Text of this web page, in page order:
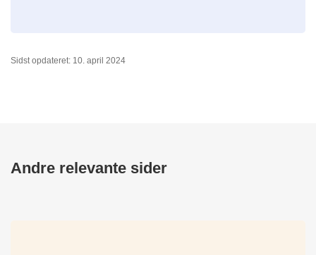
Sidst opdateret: 10. april 2024
Andre relevante sider